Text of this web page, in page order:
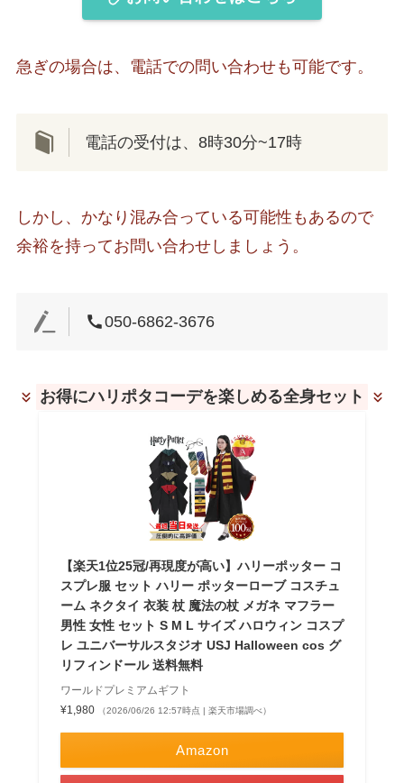
急ぎの場合は、電話での問い合わせも可能です。
電話の受付は、8時30分~17時
しかし、かなり混み合っている可能性もあるので
余裕を持ってお問い合わせしましょう。
050-6862-3676
お得にハリポタコーデを楽しめる全身セット
【楽天1位25冠/再現度が高い】ハリーポッター コ
スプレ服 セット ハリー ポッターローブ コスチュ
ーム ネクタイ 衣装 杖 魔法の杖 メガネ マフラー
男性 女性 セット S M L サイズ ハロウィン コスプ
レ ユニバーサルスタジオ USJ Halloween cos グ
リフィンドール 送料無料
ワールドプレミアムギフト
¥1,980
（2026/06/26 12:57時点 | 楽天市場調べ）
Amazon